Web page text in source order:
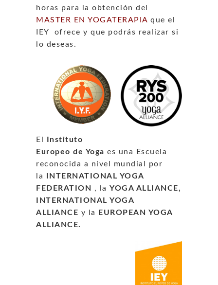
horas para la obtención del
MASTER EN YOGATERAPIA que el
IEY ofrece y que podrás realizar si
lo deseas.
El
Instituto
Europeo de Yoga es una Escuela
reconocida a nivel mundial por
la
INTERNATIONAL YOGA
FEDERATION
, la YOGA ALLIANCE,
INTERNATIONAL YOGA
ALLIANCE y la
EUROPEAN YOGA
ALLIANCE.